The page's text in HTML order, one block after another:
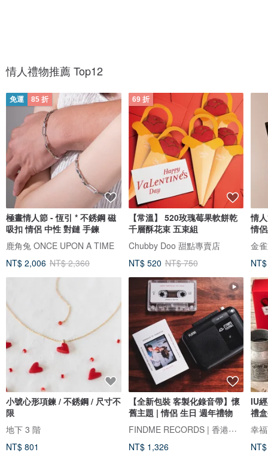
情人禮物推薦 Top12
免運 85 折
極晝情人節 - 恆引 * 不銹鋼 磁
吸扣 情侶 中性 對鏈 手鍊
鹿角兔 ONCE UPON A TIME
NT$ 2,006 NT$ 2,360
小號心形項鍊 / 不銹鋼 / 尺寸不
限
地下 3 階
NT$ 801
69 折
【常溫】 520玫瑰莓果軟餅乾
千層酥花束 五束組
Chubby Doo 甜點專賣店
NT$ 520 NT$ 750
【全新包裝 客製化錄音帶】懷
舊主題 | 情侶 生日 週年禮物
FINDME RECORDS | 香港卡帶唱片生活店
NT$ 1,326
情
情
禮物
金
IU
禮
幸